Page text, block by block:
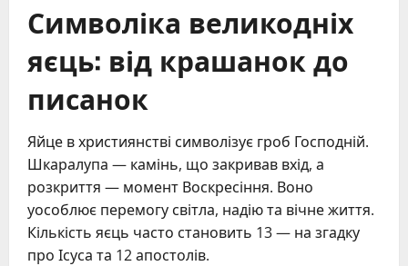
Символіка великодніх
яєць: від крашанок до
писанок
Яйце в християнстві символізує гроб Господній.
Шкаралупа — камінь, що закривав вхід, а
розкриття — момент Воскресіння. Воно
уособлює перемогу світла, надію та вічне життя.
Кількість яєць часто становить 13 — на згадку
про Ісуса та 12 апостолів.